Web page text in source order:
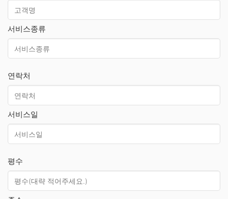
서비스종류
연락처
서비스일
평수